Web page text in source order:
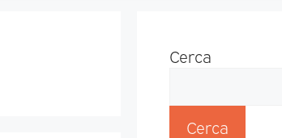
Cerca
Cerca